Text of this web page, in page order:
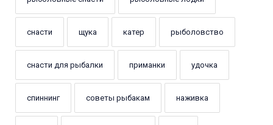
снасти щука катер рыболовство
снасти для рыбалки приманки удочка
спиннинг советы рыбакам наживка